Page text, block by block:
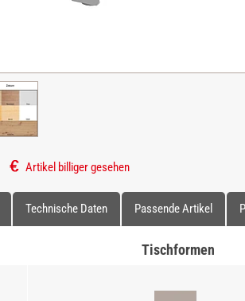
Artikel billiger gesehen
Technische Daten Passende Artikel
Tischformen